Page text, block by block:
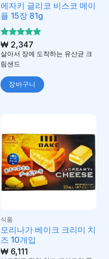
에자키 글리코 비스코 메이
플 15장 81g
5 중에서
5로 평가
됨
₩2,347
살아서 장에 도착하는 유산균 크
림샌드
장바구니
식품
모리나가 베이크 크리미 치
즈 10개입
₩6,111